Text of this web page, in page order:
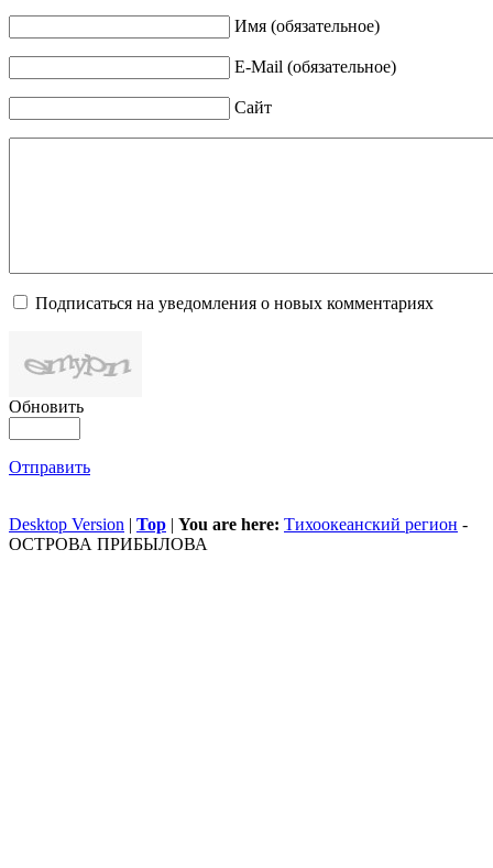
Имя (обязательное)
E-Mail (обязательное)
Сайт
Подписаться на уведомления о новых комментариях
Обновить
Отправить
Desktop Version | Top | You are here: Тихоокеанский регион -
ОСТРОВА ПРИБЫЛОВА